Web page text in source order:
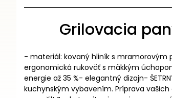
Grilovacia
- materiál: kovaný hliník s
ergonomická rukoväť s mäkkým
energie až 35 %- elegantný dizajn-
kuchynským vybavením. Príprava